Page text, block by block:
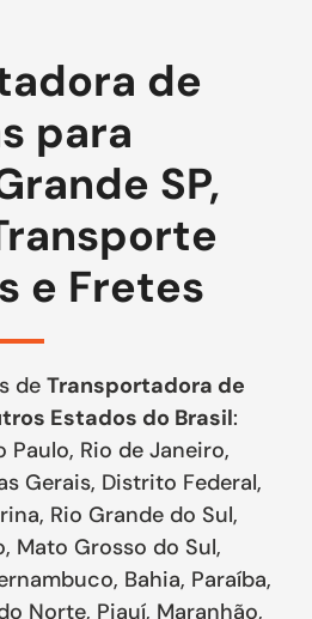
de
para
SP,
e Fretes
de Transportadora de
Estados do Brasil:
Paulo, Rio de Janeiro,
Gerais, Distrito Federal,
Rio Grande do Sul,
Mato Grosso do Sul,
Bahia, Paraíba,
Norte, Piauí, Maranhão,